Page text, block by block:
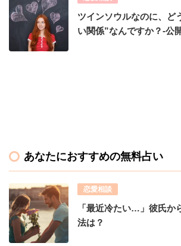
ツインソウルなのに、ど
い関係”なんですか？-公
あなたにおすすめの無料占い
恋愛相談
「最近冷たい…」彼氏か
法は？